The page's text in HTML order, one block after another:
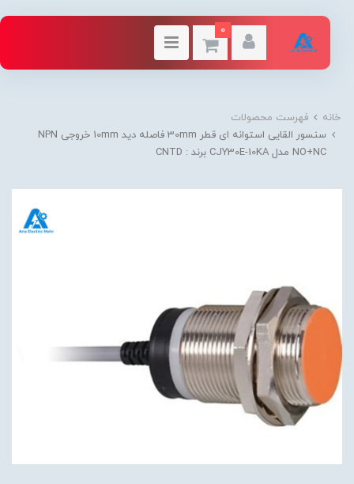
0
خانه
فهرست محصولات
سنسور القایی استوانه ای قطر 30mm فاصله دید 10mm خروجی NPN
NO+NC مدل CJY30E-10KA برند : CNTD